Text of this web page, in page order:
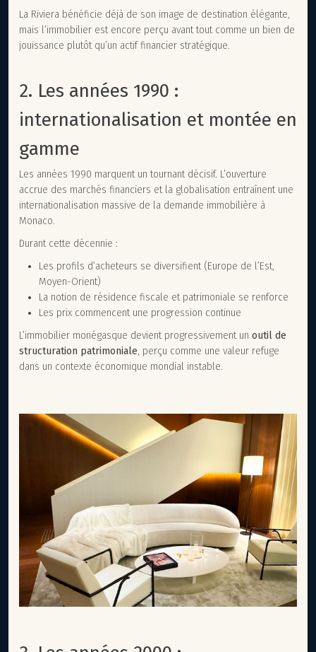
La Riviera bénéficie déjà de son image de destination élégante,
mais l’immobilier est encore perçu avant tout comme un bien de
jouissance plutôt qu’un actif financier stratégique.
2. Les années 1990 :
internationalisation et montée en
gamme
Les années 1990 marquent un tournant décisif. L’ouverture
accrue des marchés financiers et la globalisation entraînent une
internationalisation massive de la demande immobilière à
Monaco.
Durant cette décennie :
Les profils d’acheteurs se diversifient (Europe de l’Est,
Moyen-Orient)
La notion de résidence fiscale et patrimoniale se renforce
Les prix commencent une progression continue
L’immobilier monégasque devient progressivement un outil de
structuration patrimoniale, perçu comme une valeur refuge
dans un contexte économique mondial instable.